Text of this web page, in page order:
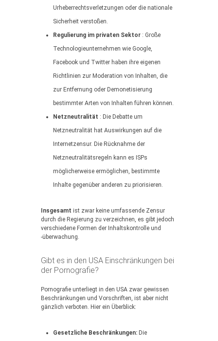
Urheberrechtsverletzungen oder die nationale
Sicherheit verstoßen.
Regulierung im privaten Sektor : Große
Technologieunternehmen wie Google,
Facebook und Twitter haben ihre eigenen
Richtlinien zur Moderation von Inhalten, die
zur Entfernung oder Demonetisierung
bestimmter Arten von Inhalten führen können.
Netzneutralität : Die Debatte um
Netzneutralität hat Auswirkungen auf die
Internetzensur. Die Rücknahme der
Netzneutralitätsregeln kann es ISPs
möglicherweise ermöglichen, bestimmte
Inhalte gegenüber anderen zu priorisieren.
Insgesamt ist zwar keine umfassende Zensur
durch die Regierung zu verzeichnen, es gibt jedoch
verschiedene Formen der Inhaltskontrolle und
-überwachung.
Gibt es in den USA Einschränkungen bei
der Pornografie?
Pornografie unterliegt in den USA zwar gewissen
Beschränkungen und Vorschriften, ist aber nicht
gänzlich verboten. Hier ein Überblick:
Gesetzliche Beschränkungen: Die